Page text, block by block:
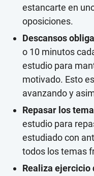
estancarte en
oposiciones.
Descansos
o 10 minutos
estudio para
motivado. Esto
avanzando y
Repasar los
estudio para
estudiado con
todos los temas
Realiza ejercicio